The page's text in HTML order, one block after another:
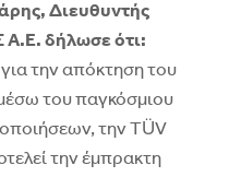
Διευθυντής
Α.Ε. δήλωσε ότι:
την απόκτηση του
του παγκόσμιου
την TÜV
την έμπρακτη